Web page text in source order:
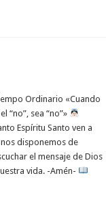
Ordinario «Cuando
“no”, sea “no”»
Espíritu Santo ven a
disponemos de
el mensaje de Dios
vida. -Amén-